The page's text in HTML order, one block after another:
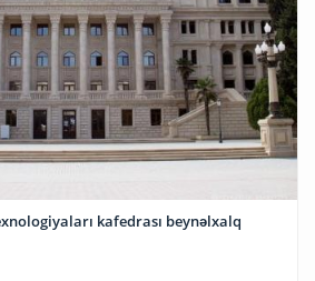
kafedrası beynəlxalq